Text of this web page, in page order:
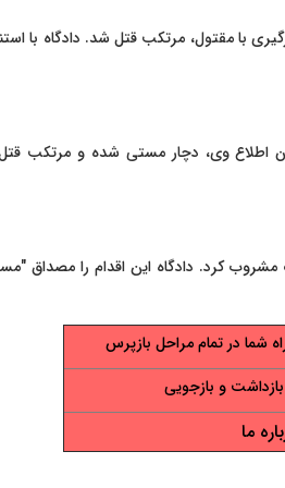
اطلاع وی، دچار مستی شده و مرتکب قتل
کرد. دادگاه این اقدام را مصداق
شما در تمام مراحل بازپرس
و بازجویی
ما